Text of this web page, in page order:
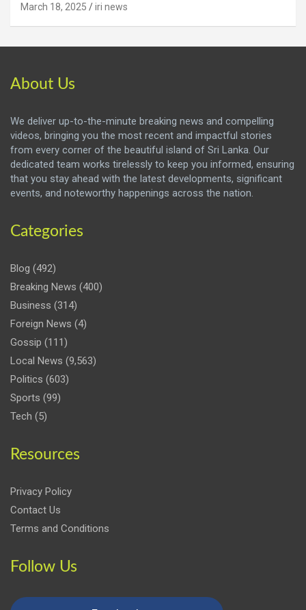
March 18, 2025 iri news
About Us
We deliver up-to-the-minute breaking news and compelling
videos, bringing you the most recent and impactful stories
from every corner of the beautiful island of Sri Lanka. Our
dedicated team works tirelessly to keep you informed, ensuring
that you stay ahead with the latest developments, significant
events, and noteworthy happenings across the nation.
Categories
Blog (492)
Breaking News (400)
Business (314)
Foreign News (4)
Gossip (111)
Local News (9,563)
Politics (603)
Sports (99)
Tech (5)
Resources
Privacy Policy
Contact Us
Terms and Conditions
Follow Us